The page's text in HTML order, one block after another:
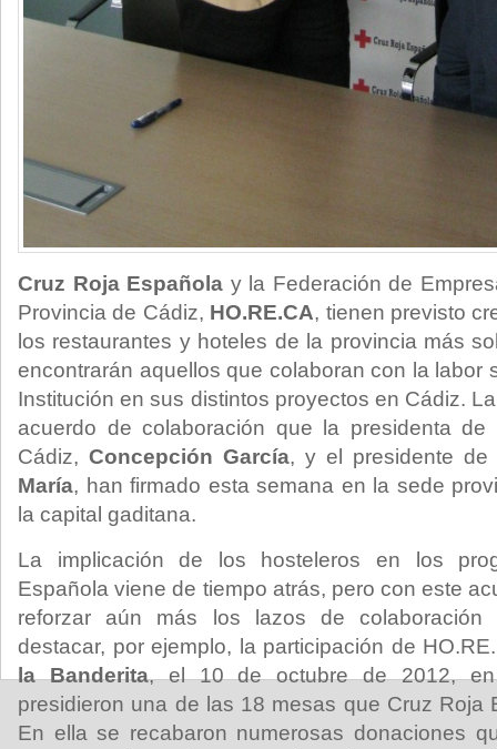
Cruz Roja Española y la Federación de
Provincia de Cádiz, HO.RE.CA, tienen previsto
los restaurantes y hoteles de la provincia más
encontrarán aquellos que colaboran con la labor
Institución en sus distintos proyectos en Cádiz.
acuerdo de colaboración que la presidenta
Cádiz, Concepción García, y el presidente de
María, han firmado esta semana en la sede
la capital gaditana.
La implicación de los hosteleros en los
Española viene de tiempo atrás, pero con este
reforzar aún más los lazos de
destacar, por ejemplo, la participación de
la Banderita, el 10 de octubre de 2012,
presidieron una de las 18 mesas que Cruz Roja
En ella se recabaron numerosas donaciones